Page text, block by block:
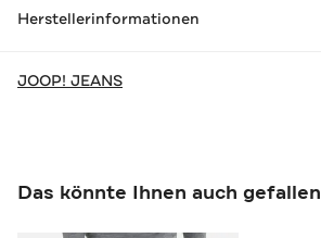
Herstellerinformationen
JOOP! JEANS
Das könnte Ihnen auch gefallen